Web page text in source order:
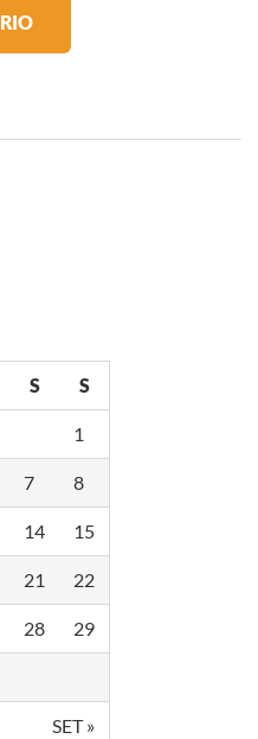
S S
1
7 8
14 15
21 22
28 29
SET »